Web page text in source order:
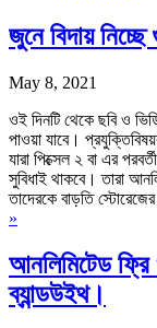
জুনে বিদায়
May 8, 2021
ওই দিনটি থেকে ছবি ও
পাওয়া যাবে।
যারা পিক্সেল ২ বা এর
সুবিধাই থাকবে। তারা
তাদেরকে বাড়তি
»
আনলিমিটেড ফ্রি
ব্যান্ডউইথ।